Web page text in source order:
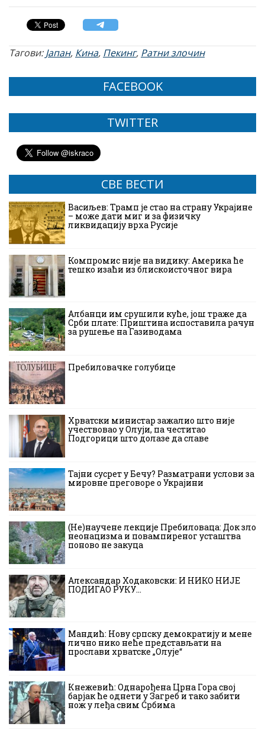
Тагови:Јапан, Кина, Пекинг, Ратни злочин
FACEBOOK
TWITTER
СВЕ ВЕСТИ
Васиљев: Трамп је стао на страну Украјине
– може дати миг и за физичку
ликвидацију врха Русије
Компромис није на видику: Америка ће
тешко изаћи из блискоисточног вира
Албанци им срушили куће, још траже да
Срби плате: Приштина испоставила рачун
за рушење на Газиводама
Пребиловачке голубице
Хрватски министар зажалио што није
учествовао у Олуји, па честитао
Подгорици што долазе да славе
Тајни сусрет у Бечу? Разматрани услови за
мировне преговоре о Украјини
(Не)научене лекције Пребиловаца: Док зло
неонацизма и повампиреног усташтва
поново не закуца
Александар Ходаковски: И НИКО НИЈЕ
ПОДИГАО РУКУ…
Мандић: Нову српску демократију и мене
лично нико неће представљати на
прослави хрватске „Олује“
Кнежевић: Однарођена Црна Гора свој
барјак ће однети у Загреб и тако забити
нож у леђа свим Србима